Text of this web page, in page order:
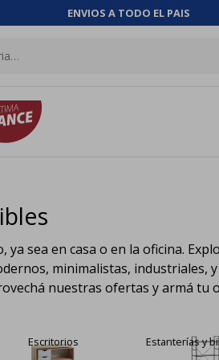
ENVIOS A TODO EL PAIS
sea en casa o en la oficina.
minimalistas,
nuestras ofertas y armá tu
Escritorios Estanterías y